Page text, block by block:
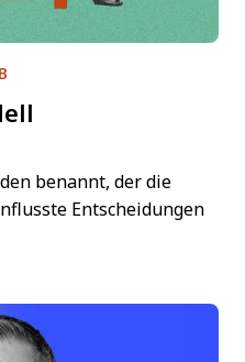
benannt, der die
Entscheidungen